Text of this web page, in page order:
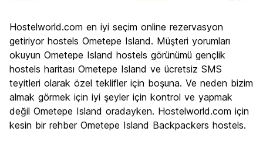
Kültür
10.0
Gece hayatı
Ekonomik
Hostelworld.com en iyi seçim online rezervasyon
getiriyor hostels Ometepe Island. Müşteri yorumları
okuyun Ometepe Island hostels görünümü gençlik
hostels haritası Ometepe Island ve ücretsiz SMS
teyitleri olarak özel teklifler için boşuna. Ve neden bizim
almak görmek için iyi şeyler için kontrol ve yapmak
değil Ometepe Island oradayken. Hostelworld.com için
kesin bir rehber Ometepe Island Backpackers hostels.